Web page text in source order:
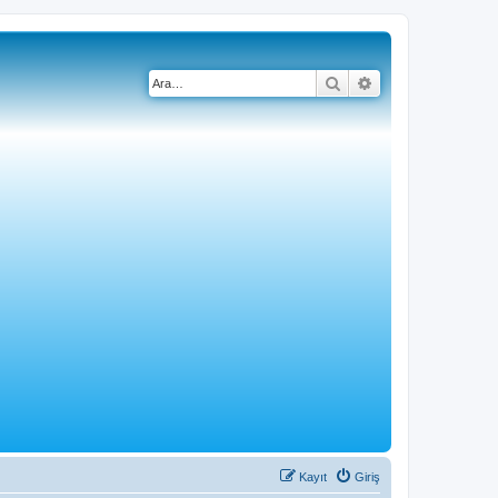
Ara Gelişmiş arama
Giriş
Kayıt